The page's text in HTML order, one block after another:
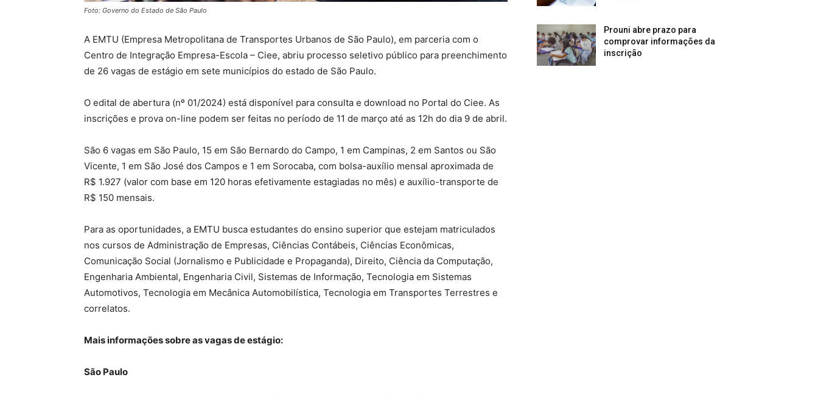
Foto: Governo do Estado de São Paulo
A EMTU (Empresa Metropolitana de Transportes Urbanos de São Paulo), em parceria com o
Centro de Integração Empresa-Escola – Ciee, abriu processo seletivo público para preenchimento
de 26 vagas de estágio em sete municípios do estado de São Paulo.
O edital de abertura (nº 01/2024) está disponível para consulta e download no Portal do Ciee. As
inscrições e prova on-line podem ser feitas no período de 11 de março até as 12h do dia 9 de abril.
São 6 vagas em São Paulo, 15 em São Bernardo do Campo, 1 em Campinas, 2 em Santos ou São
Vicente, 1 em São José dos Campos e 1 em Sorocaba, com bolsa-auxílio mensal aproximada de
R$ 1.927 (valor com base em 120 horas efetivamente estagiadas no mês) e auxílio-transporte de
R$ 150 mensais.
Para as oportunidades, a EMTU busca estudantes do ensino superior que estejam matriculados
nos cursos de Administração de Empresas, Ciências Contábeis, Ciências Econômicas,
Comunicação Social (Jornalismo e Publicidade e Propaganda), Direito, Ciência da Computação,
Engenharia Ambiental, Engenharia Civil, Sistemas de Informação, Tecnologia em Sistemas
Automotivos, Tecnologia em Mecânica Automobilística, Tecnologia em Transportes Terrestres e
correlatos.
Mais informações sobre as vagas de estágio:
São Paulo
Prouni abre prazo para
comprovar informações da
inscrição